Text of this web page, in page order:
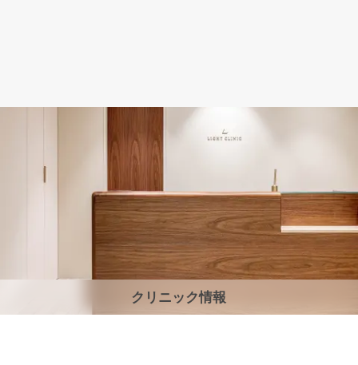
クリニック情報